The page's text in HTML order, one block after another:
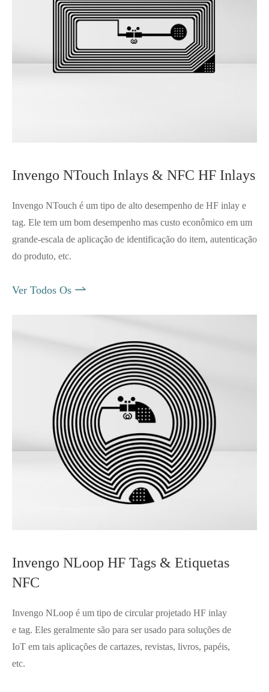
Invengo NTouch Inlays & NFC HF Inlays
Invengo NTouch é um tipo de alto desempenho de HF inlay e
tag. Ele tem um bom desempenho mas custo econômico em um
grande-escala de aplicação de identificação do item, autenticação
do produto, etc.
Ver Todos Os 
Invengo NLoop HF Tags & Etiquetas
NFC
Invengo NLoop é um tipo de circular projetado HF inlay
e tag. Eles geralmente são para ser usado para soluções de
IoT em tais aplicações de cartazes, revistas, livros, papéis,
etc.